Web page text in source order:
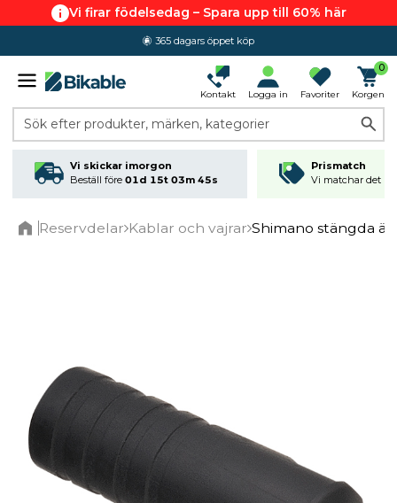
Vi firar födelsedag – Spara upp till 60% här
365 dagars öppet köp
Kontakt Logga in Favoriter
0
Korgen
Sök efter produkter, märken, kategorier
Vi skickar imorgon
Beställ före 01d 15t 03m 44s
Prismatch
Vi matchar det
Reservdelar Kablar och vajrar Shimano stängda